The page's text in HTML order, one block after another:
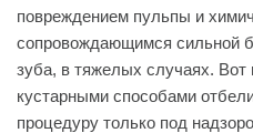
повреждением пульпы и
сопровождающимся сильной
зуба, в тяжелых случаях. Вот
кустарными способами
процедуру только под